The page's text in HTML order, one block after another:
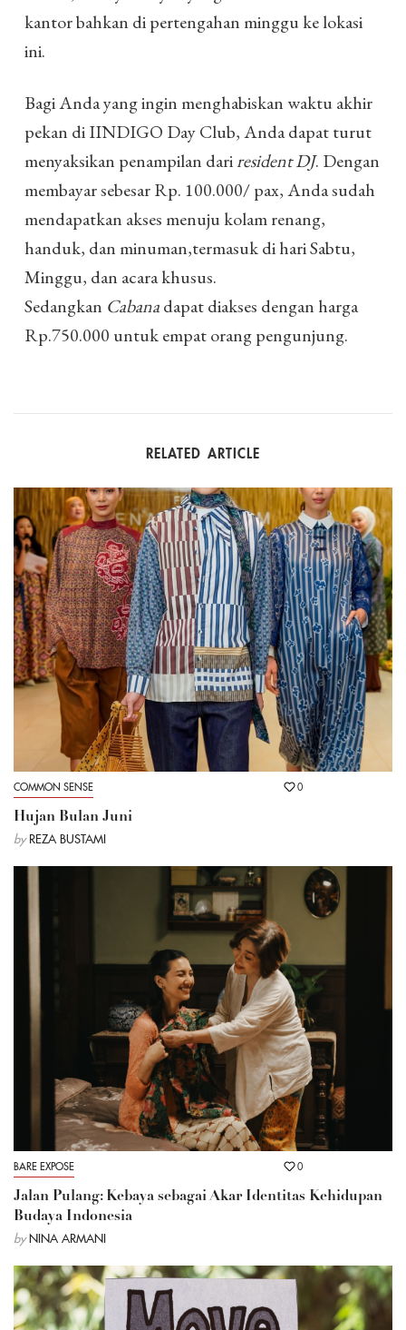
kantor bahkan di pertengahan minggu ke lokasi
ini.
Bagi Anda yang ingin menghabiskan waktu akhir
pekan di IINDIGO Day Club, Anda dapat turut
menyaksikan penampilan dariresident DJ. Dengan
membayar sebesar Rp. 100.000/ pax, Anda sudah
mendapatkan akses menuju kolam renang,
handuk, dan minuman,termasuk di hari Sabtu,
Minggu, dan acara khusus.
Sedangkan Cabanadapat diakses dengan harga
Rp.750.000 untuk empat orang pengunjung.
RELATED ARTICLE
COMMON SENSE 0
Hujan Bulan Juni
by REZA BUSTAMI
BARE EXPOSE 0
Jalan Pulang: Kebaya sebagai Akar Identitas Kehidupan
Budaya Indonesia
by NINA ARMANI